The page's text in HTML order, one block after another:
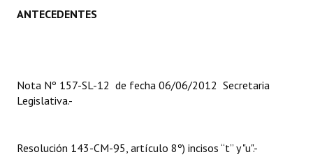
Digesto
DOCUMENTOS
ANTECEDENTES
Nota Nº 157-SL-12 de fecha 06/06/2012 Secretaria
Legislativa.-
Resolución 143-CM-95, artículo 8º) incisos “t” y "u".-